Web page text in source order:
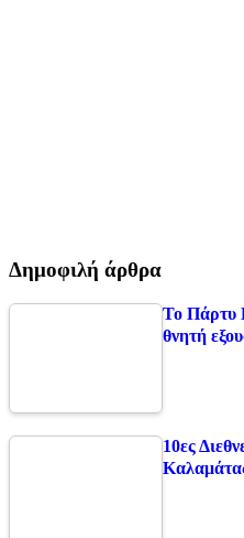
Δημοφιλή άρθρα
Το Πάρτυ
θνητή
10ες